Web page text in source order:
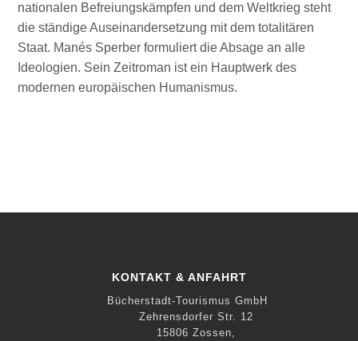
nationalen Befreiungskämpfen und dem Weltkrieg steht
die ständige Auseinandersetzung mit dem totalitären
Staat. Manés Sperber formuliert die Absage an alle
Ideologien. Sein Zeitroman ist ein Hauptwerk des
modernen europäischen Humanismus.
KONTAKT & ANFAHRT
Bücherstadt-Tourismus GmbH
Zehrensdorfer Str. 12
15806 Zossen,